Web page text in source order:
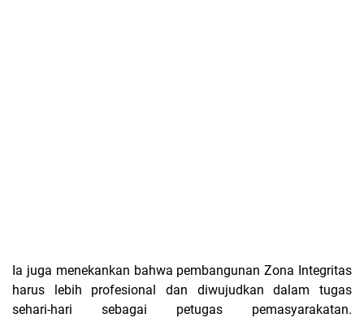
Ia juga menekankan bahwa pembangunan Zona Integritas
harus lebih profesional dan diwujudkan dalam tugas
sehari-hari sebagai petugas pemasyarakatan.